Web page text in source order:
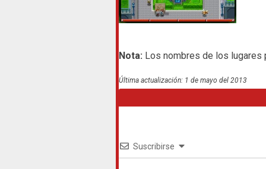
Nota: Los nombres de los lugares
Última actualización: 1 de mayo del 2013
Suscribirse